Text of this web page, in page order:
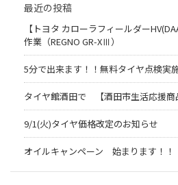
最近の投稿
【トヨタ カローラフィールダー
作業（REGNO GR-XⅢ）
5分で出来ます！！無料タイヤ点検実
タイヤ館酒田で 【酒田市生活応援商
9/1(火)タイヤ価格改定のお知らせ
オイルキャンペーン 始まります！！